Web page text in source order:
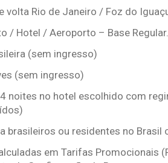
volta Rio de Janeiro / Foz do
/ Hotel / Aeroporto – Base Regular.
(sem ingresso)
(sem ingresso)
noites no hotel escolhido com
brasileiros ou residentes no Brasil
em Tarifas Promocionais